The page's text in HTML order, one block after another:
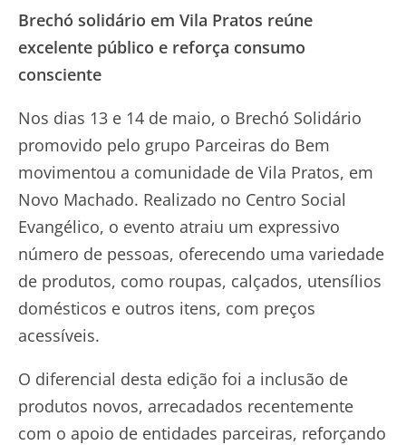
Brechó solidário em Vila Pratos reúne
excelente público e reforça consumo
consciente
Nos dias 13 e 14 de maio, o Brechó Solidário
promovido pelo grupo Parceiras do Bem
movimentou a comunidade de Vila Pratos, em
Novo Machado. Realizado no Centro Social
Evangélico, o evento atraiu um expressivo
número de pessoas, oferecendo uma variedade
de produtos, como roupas, calçados, utensílios
domésticos e outros itens, com preços
acessíveis.
O diferencial desta edição foi a inclusão de
produtos novos, arrecadados recentemente
com o apoio de entidades parceiras, reforçando